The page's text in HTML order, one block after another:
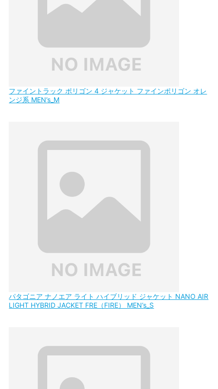
ファイントラック ポリゴン 4 ジャケット ファインポリゴン オレ
ンジ系 MEN’s_M
パタゴニア ナノエア ライト ハイブリッド ジャケット NANO AIR
LIGHT HYBRID JACKET FRE（FIRE） MEN’s_S